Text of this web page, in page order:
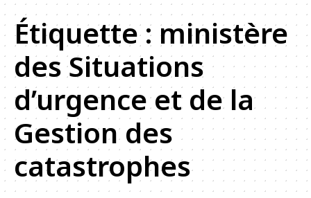
Étiquette : ministère
des Situations
d’urgence et de la
Gestion des
catastrophes